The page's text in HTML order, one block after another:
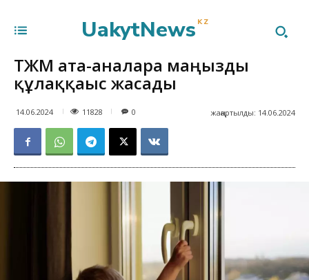
UakytNews KZ
ТЖМ ата-аналарға маңызды
құлаққағыс жасады
14.06.2024 11828 жаңартылды: 14.06.2024
0